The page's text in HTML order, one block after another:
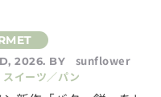
2026. BY
sunflower
イーツ／パン